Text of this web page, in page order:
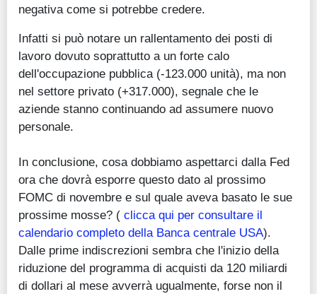
negativa come si potrebbe credere.
Infatti si può notare un rallentamento dei posti di
lavoro dovuto soprattutto a un forte calo
dell'occupazione pubblica (-123.000 unità), ma non
nel settore privato (+317.000), segnale che le
aziende stanno continuando ad assumere nuovo
personale.
In conclusione, cosa dobbiamo aspettarci dalla Fed
ora che dovrà esporre questo dato al prossimo
FOMC di novembre e sul quale aveva basato le sue
prossime mosse? ( clicca qui per consultare il
calendario completo della Banca centrale USA).
Dalle prime indiscrezioni sembra che l'inizio della
riduzione del programma di acquisti da 120 miliardi
di dollari al mese avverrà ugualmente, forse non il